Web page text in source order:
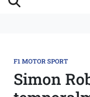
F1 MOTOR SPORT
Simon